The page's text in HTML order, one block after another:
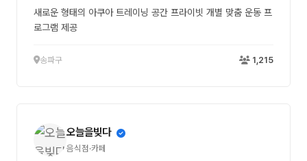
새로운 형태의 아쿠아 트레이닝 공간 프라이빗 개별 맞춤 운동 프
로그램 제공
송파구 1,215
오늘을빚다
음식점·카페